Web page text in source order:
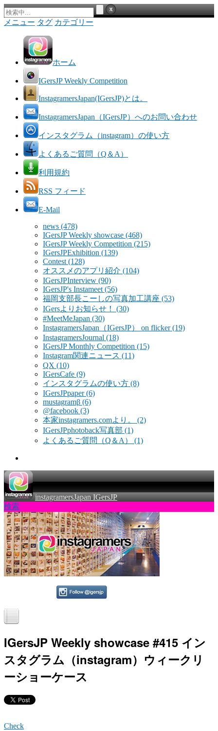
メニュー タグ カテゴリー
ホーム
IGersJP Weekly Competition
InstagramersJapan(IGersJP)とは。
InstagramersJapan（IGersJP）へのお問い合わせ
インスタグラム（instagram）の使い方
よくあるご質問（Q＆A）
利用規約
RSS フィード
E-Mail
news (478)
IGersJP Weekly showcase (468)
IGersJP Weekly Competition (215)
IGersJPExhibition (139)
Contest (128)
オススメのアプリ紹介 (104)
IGersJPInterview (90)
IGersJP's Instameet (56)
福岡支部長こーしの写真加工講座 (53)
IGersよりお知らせ！ (30)
#MeetMeJapan (30)
InstagramersJapan（IGersJP） on flicker(19)
InstagramersJournal (18)
IGersJP Monthly Competition (15)
Instagram関連ニュース (11)
QX (10)
IGersCafe (9)
インスタグラムの使い方 (8)
IGersJPpaper(6)
mustagramβ (6)
@facebook (3)
本家instagramers.comより。 (2)
IGersJPphotoback写真部 (1)
よくあるご質問（Q＆A） (1)
instagramersJapan IGersJP
検索
IGersJP Weekly showcase #415 イン
スタグラム（instagram）ウィークリ
ーショーケース
Check